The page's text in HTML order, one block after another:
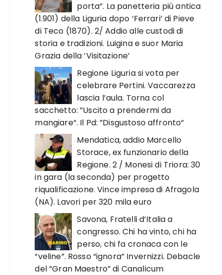
porta”. La panetteria più antica
(1.901) della Liguria dopo ‘Ferrari’ di Pieve
di Teco (1870). 2/ Addio alle custodi di
storia e tradizioni. Luigina e suor Maria
Grazia della ‘Visitazione’
Regione Liguria si vota per
celebrare Pertini. Vaccarezza
lascia l’aula. Torna col
sacchetto: ”Uscito a prendermi da
mangiare“. Il Pd: ”Disgustoso affronto“
Mendatica, addio Marcello
Storace, ex funzionario della
Regione. 2 / Monesi di Triora: 30
in gara (la seconda) per progetto
riqualificazione. Vince impresa di Afragola
(NA). Lavori per 320 mila euro
Savona, Fratelli d’Italia a
congresso. Chi ha vinto, chi ha
perso, chi fa cronaca con le
“veline”. Rosso “ignora” Invernizzi. Debacle
del “Gran Maestro” di Canalicum